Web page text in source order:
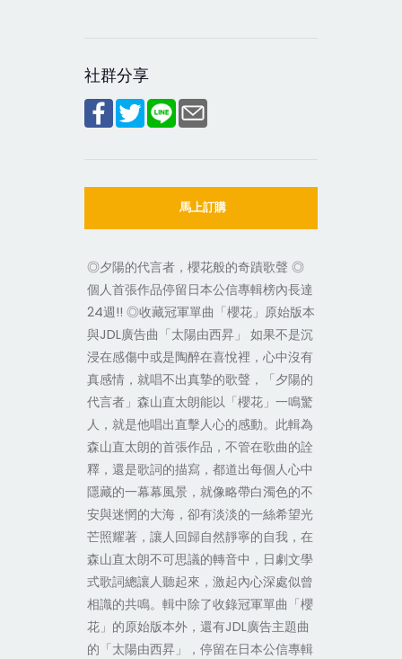
社群分享
馬上訂購
◎夕陽的代言者，櫻花般的奇蹟歌聲 ◎
個人首張作品停留日本公信專輯榜內長達
24週!! ◎收藏冠軍單曲「櫻花」原始版本
與JDL廣告曲「太陽由西昇」 如果不是沉
浸在感傷中或是陶醉在喜悅裡，心中沒有
真感情，就唱不出真摯的歌聲，「夕陽的
代言者」森山直太朗能以「櫻花」一鳴驚
人，就是他唱出直擊人心的感動。此輯為
森山直太朗的首張作品，不管在歌曲的詮
釋，還是歌詞的描寫，都道出每個人心中
隱藏的一幕幕風景，就像略帶白濁色的不
安與迷惘的大海，卻有淡淡的一絲希望光
芒照耀著，讓人回歸自然靜寧的自我，在
森山直太朗不可思議的轉音中，日劇文學
式歌詞總讓人聽起來，激起內心深處似曾
相識的共鳴。輯中除了收錄冠軍單曲「櫻
花」的原始版本外，還有JDL廣告主題曲
的「太陽由西昇」，停留在日本公信專輯